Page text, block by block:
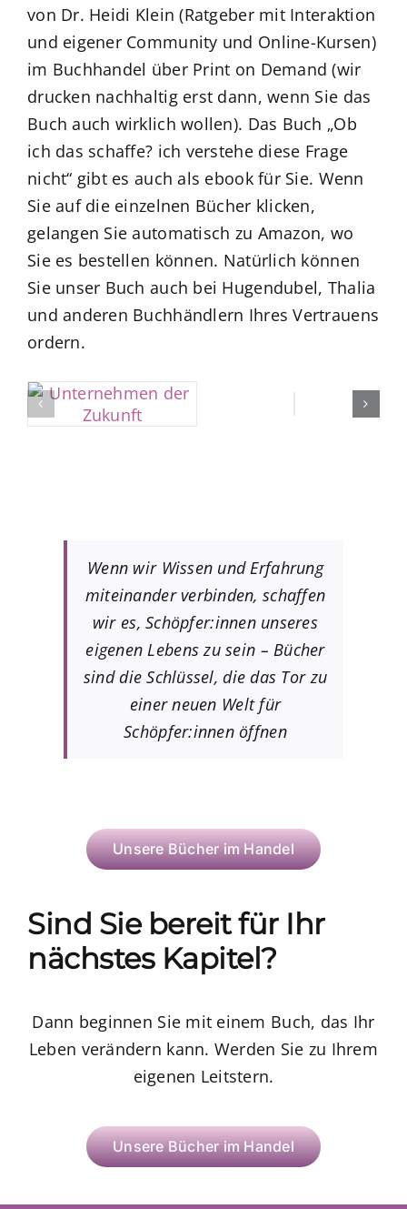
von Dr. Heidi Klein (Ratgeber mit Interaktion
und eigener Community und Online-Kursen)
im Buchhandel über Print on Demand (wir
drucken nachhaltig erst dann, wenn Sie das
Buch auch wirklich wollen). Das Buch „Ob
ich das schaffe? ich verstehe diese Frage
nicht“ gibt es auch als ebook für Sie. Wenn
Sie auf die einzelnen Bücher klicken,
gelangen Sie automatisch zu Amazon, wo
Sie es bestellen können. Natürlich können
Sie unser Buch auch bei Hugendubel, Thalia
und anderen Buchhändlern Ihres Vertrauens
ordern.
Wenn wir Wissen und Erfahrung
miteinander verbinden, schaffen
wir es, Schöpfer:innen unseres
eigenen Lebens zu sein – Bücher
sind die Schlüssel, die das Tor zu
einer neuen Welt für
Schöpfer:innen öffnen
Unsere Bücher im Handel
Sind Sie bereit für Ihr
nächstes Kapitel?
Dann beginnen Sie mit einem Buch, das Ihr
Leben verändern kann. Werden Sie zu Ihrem
eigenen Leitstern.
Unsere Bücher im Handel